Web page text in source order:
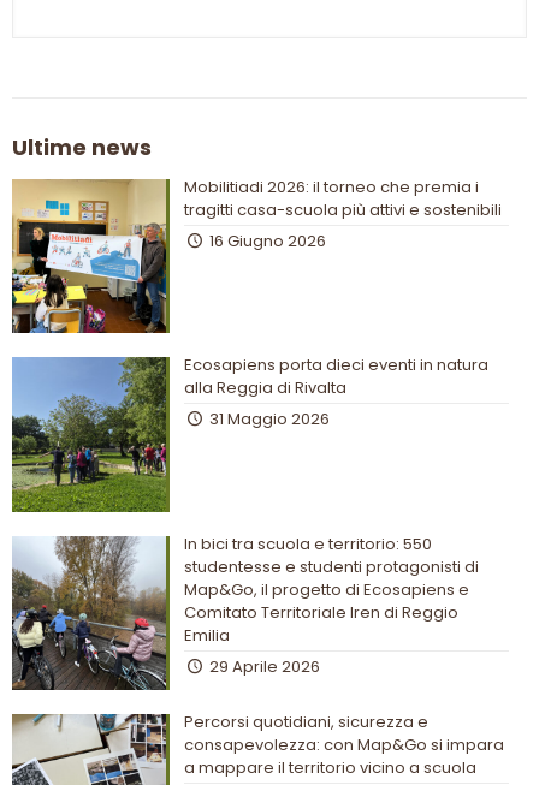
Ultime news
Mobilitiadi 2026: il torneo che premia i
tragitti casa-scuola più attivi e sostenibili
16 Giugno 2026
Ecosapiens porta dieci eventi in natura
alla Reggia di Rivalta
31 Maggio 2026
In bici tra scuola e territorio: 550
studentesse e studenti protagonisti di
Map&Go, il progetto di Ecosapiens e
Comitato Territoriale Iren di Reggio
Emilia
29 Aprile 2026
Percorsi quotidiani, sicurezza e
consapevolezza: con Map&Go si impara
a mappare il territorio vicino a scuola